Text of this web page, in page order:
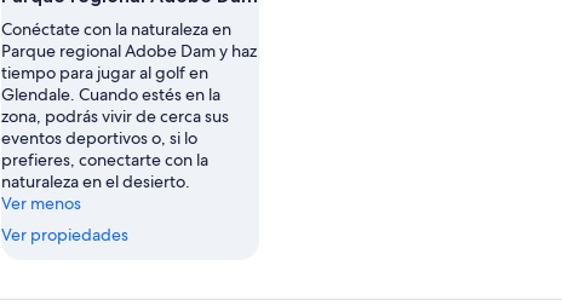
Conéctate con la naturaleza en
Parque regional Adobe Dam y haz
tiempo para jugar al golf en
Glendale. Cuando estés en la
zona, podrás vivir de cerca sus
eventos deportivos o, si lo
prefieres, conectarte con la
naturaleza en el desierto.
Ver menos
Ver propiedades